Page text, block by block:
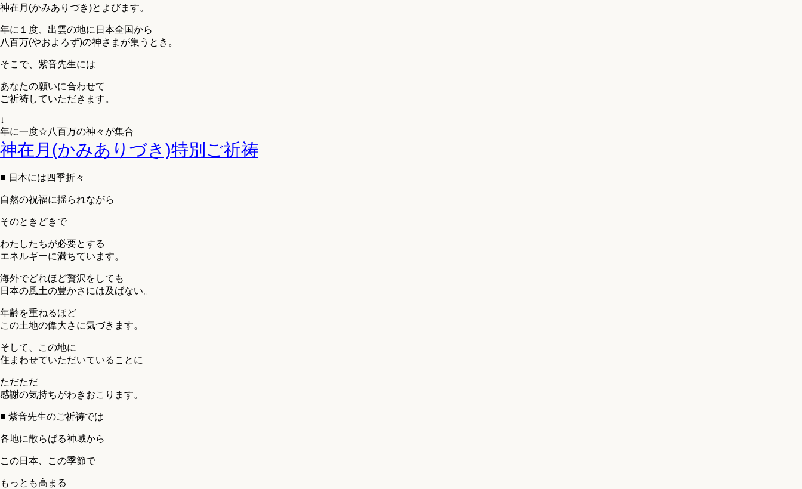
神在月(かみありづき)とよびます。
年に１度、出雲の地に日本全国から
八百万(やおよろず)の神さまが集うとき。
そこで、紫音先生には
あなたの願いに合わせて
ご祈祷していただきます。
↓
年に一度☆八百万の神々が集合
神在月(かみありづき)特別ご祈祷
■ 日本には四季折々
自然の祝福に揺られながら
そのときどきで
わたしたちが必要とする
エネルギーに満ちています。
海外でどれほど贅沢をしても
日本の風土の豊かさには及ばない。
年齢を重ねるほど
この土地の偉大さに気づきます。
そして、この地に
住まわせていただいていることに
ただただ
感謝の気持ちがわきおこります。
■ 紫音先生のご祈祷では
各地に散らばる神域から
この日本、この季節で
もっとも高まる